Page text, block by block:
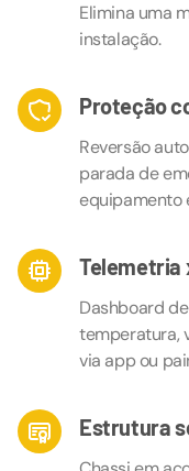
Elimina uma
instalação.
Proteção
Reversão
parada de
equipamento
Telemetria
Dashboard
temperatura,
via app ou
Estrutura